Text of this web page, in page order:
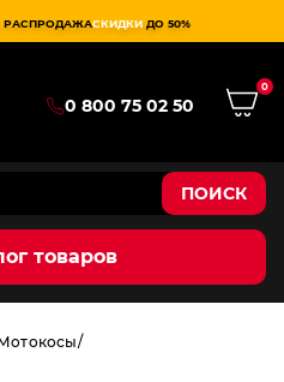
РАСПРОДАЖАСКИДКИ ДО 50%
0 800 75 02 50
0
ПОИСК
товаров